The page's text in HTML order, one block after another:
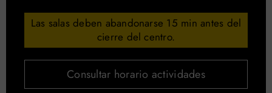
Las salas deben abandonarse 15 min antes del
cierre del centro.
Consultar horario actividades